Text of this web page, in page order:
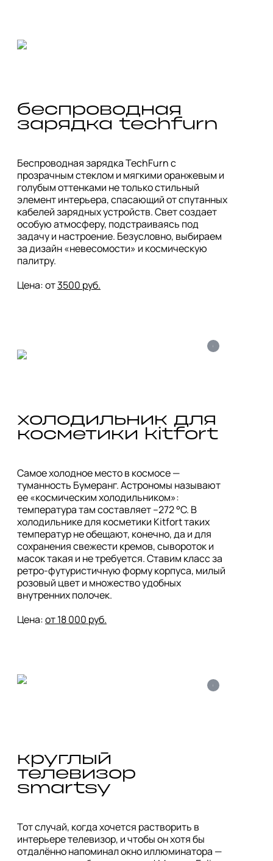
беспроводная
зарядка techfurn
Беспроводная зарядка TechFurn с
прозрачным стеклом и мягкими оранжевым и
голубым оттенками не только стильный
элемент интерьера, спасающий от спутанных
кабелей зарядных устройств. Свет создает
особую атмосферу, подстраиваясь под
задачу и настроение. Безусловно, выбираем
за дизайн «невесомости» и космическую
палитру.
Цена: от 3500 руб.
i
холодильник для
косметики kitfort
Самое холодное место в космосе —
туманность Бумеранг. Астрономы называют
ее «космическим холодильником»:
температура там составляет –272 °C. В
холодильнике для косметики Kitfort таких
температур не обещают, конечно, да и для
сохранения свежести кремов, сывороток и
масок такая и не требуется. Ставим класс за
ретро-футуристичную форму корпуса, милый
розовый цвет и множество удобных
внутренних полочек.
Цена: от 18 000 руб.
i
круглый
телевизор
smartsy
Тот случай, когда хочется растворить в
интерьере телевизор, и чтобы он хотя бы
отдалённо напоминал окно иллюминатора —